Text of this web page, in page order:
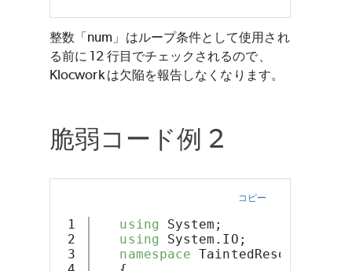
整数「num」はループ条件として使用され
る前に 12 行目でチェックされるので、
Klocwork は欠陥を報告しなくなります。
脆弱コード例 2
コピー
1
2
3
using System;
using System.IO;
namespace TaintedResource